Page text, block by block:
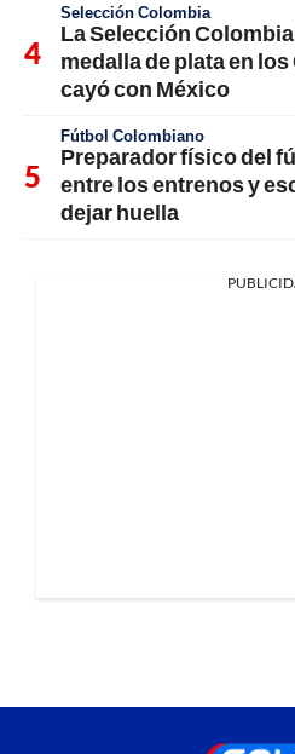
Selección Colombia
La Selección
medalla de plata en
cayó con México
Fútbol Colombiano
Preparador físico del
entre los entrenos y
dejar huella